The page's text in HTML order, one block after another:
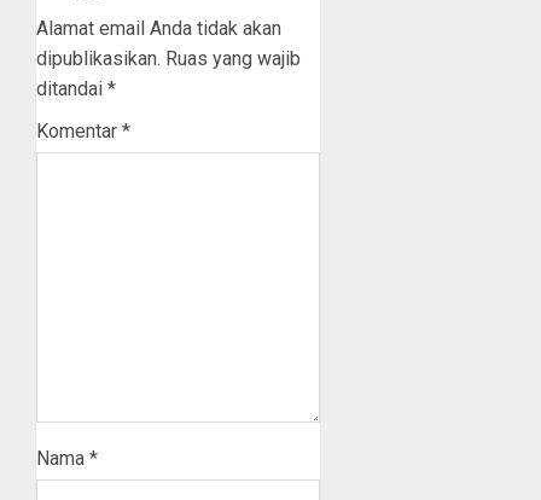
Alamat email Anda tidak akan
dipublikasikan. Ruas yang wajib
ditandai *
Komentar *
Nama *